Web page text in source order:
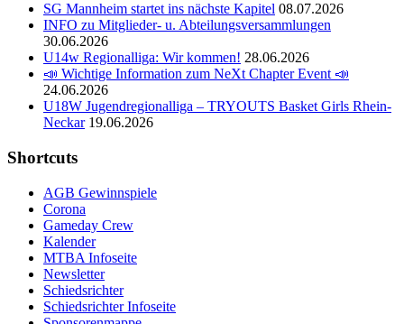
SG Mannheim startet ins nächste Kapitel 08.07.2026
INFO zu Mitglieder- u. Abteilungsversammlungen
30.06.2026
U14w Regionalliga: Wir kommen! 28.06.2026
📣 Wichtige Information zum NeXt Chapter Event 📣
24.06.2026
U18W Jugendregionalliga – TRYOUTS Basket Girls Rhein-
Neckar 19.06.2026
Shortcuts
AGB Gewinnspiele
Corona
Gameday Crew
Kalender
MTBA Infoseite
Newsletter
Schiedsrichter
Schiedsrichter Infoseite